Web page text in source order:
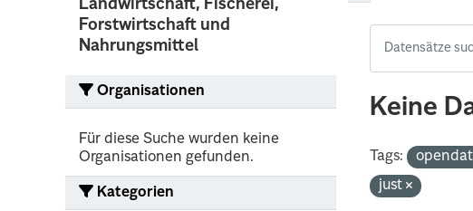
Landwirtschaft, Fischerei,
Forstwirtschaft und
Nahrungsmittel
Organisationen
Für diese Suche wurden keine
Organisationen gefunden.
Kategorien
Keine
Tags:
just